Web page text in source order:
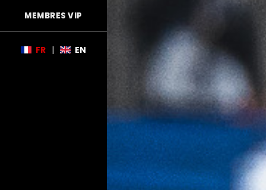
MEMBRES VIP
FR | EN